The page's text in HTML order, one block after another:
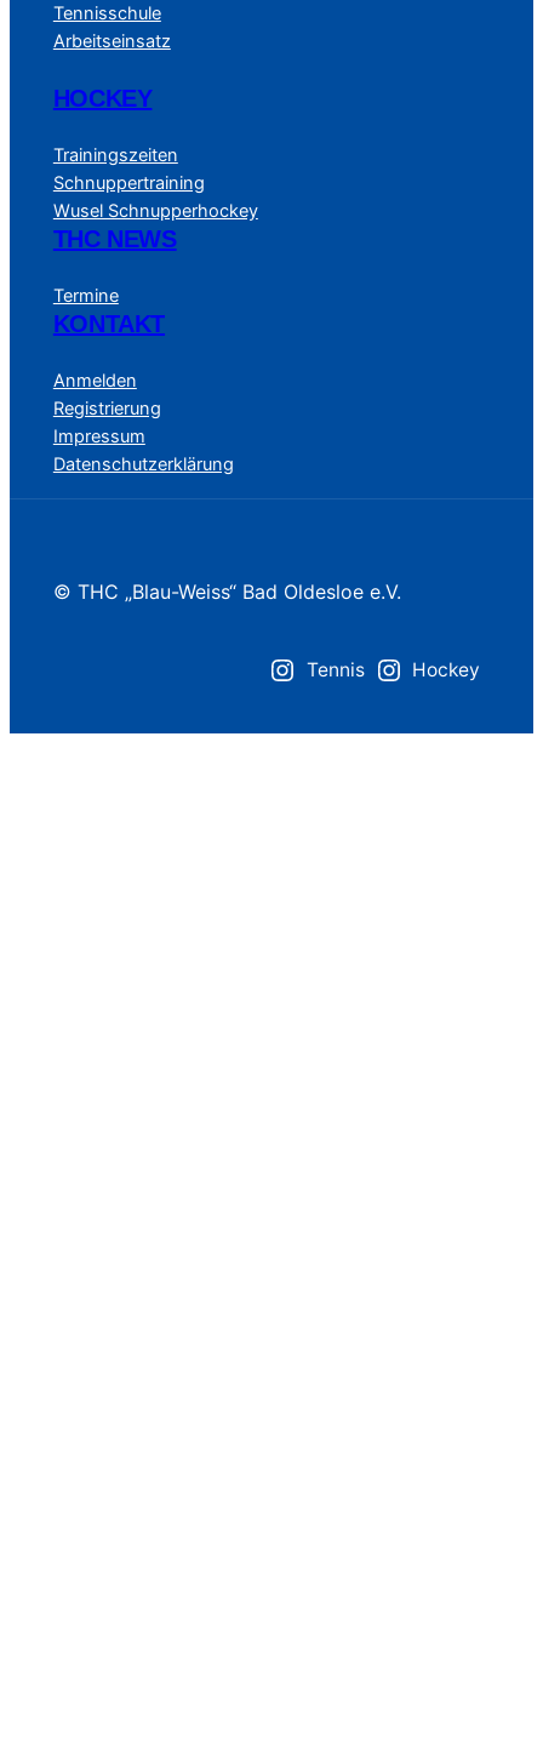
Tennisschule
Arbeitseinsatz
HOCKEY
Trainingszeiten
Schnuppertraining
Wusel Schnupperhockey
THC NEWS
Termine
KONTAKT
Anmelden
Registrierung
Impressum
Datenschutzerklärung
© THC „Blau-Weiss“ Bad Oldesloe e.V.
Tennis Hockey